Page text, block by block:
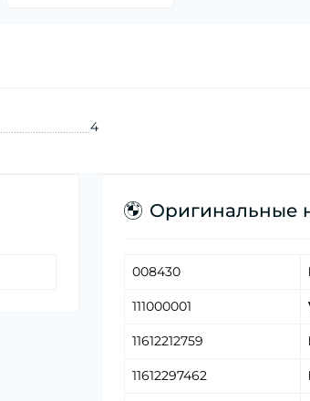
4
Оригинальные
008430
111000001
11612212759
11612297462